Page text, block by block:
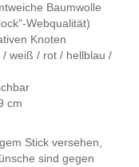
Baumwolle
Webqualität)
Knoten
weiß / rot / hellblau /
cm
Stick versehen,
sind gegen